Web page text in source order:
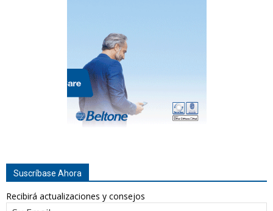
Suscríbase Ahora
Recibirá actualizaciones y consejos